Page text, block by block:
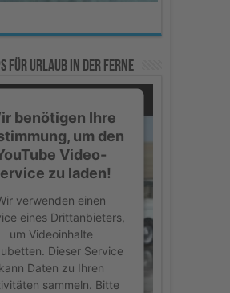
für Urlaub in der Ferne
benötigen Ihre
um den
Video-
zu laden!
verwenden einen
eines Drittanbieters,
um Videoinhalte
Dieser Service
kann Daten zu Ihren
sammeln. Bitte